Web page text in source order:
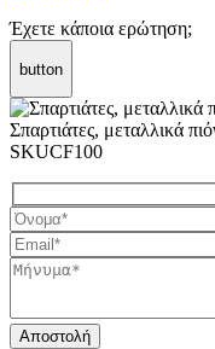
Έχετε κάποια ερώτηση;
button
Σπαρτιάτες, μεταλλικά
SKUCF100